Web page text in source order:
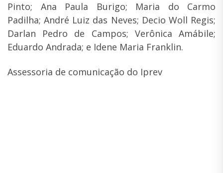
Pinto; Ana Paula Burigo; Maria do Carmo
Padilha; André Luiz das Neves; Decio Woll Regis;
Darlan Pedro de Campos; Verônica Amábile;
Eduardo Andrada; e Idene Maria Franklin.
Assessoria de comunicação do Iprev